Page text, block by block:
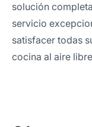
solución
servicio
satisfacer todas
cocina al aire